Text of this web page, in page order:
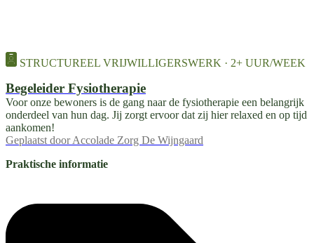
STRUCTUREEL VRIJWILLIGERSWERK · 2+ UUR/WEEK
Begeleider Fysiotherapie
Voor onze bewoners is de gang naar de fysiotherapie een belangrijk
onderdeel van hun dag. Jij zorgt ervoor dat zij hier relaxed en op tijd
aankomen!
Geplaatst doorAccolade Zorg De Wijngaard
Praktische informatie